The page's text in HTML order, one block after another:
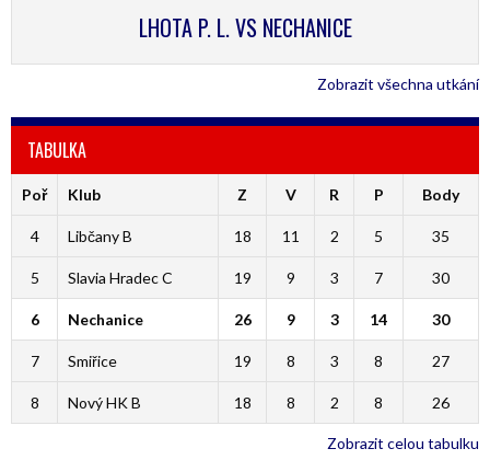
LHOTA P. L. VS NECHANICE
Zobrazit všechna utkání
TABULKA
Poř Klub Z V R P Body
4 Libčany B 18 11 2 5 35
5 Slavia Hradec C 19 9 3 7 30
6 Nechanice 26 9 3 14 30
7 Smiřice 19 8 3 8 27
8 Nový HK B 18 8 2 8 26
Zobrazit celou tabulku